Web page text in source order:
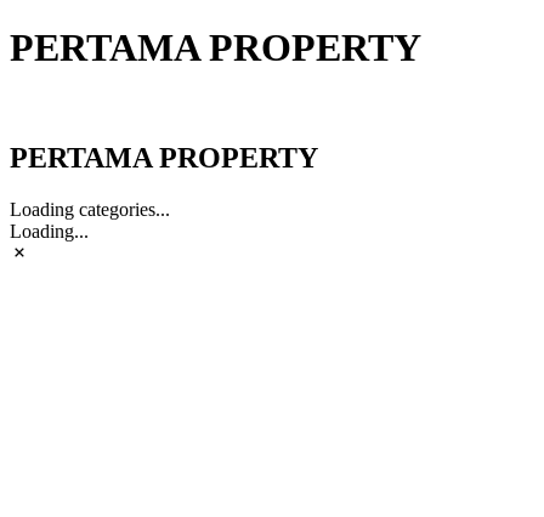
PERTAMA PROPERTY
PERTAMA PROPERTY
Loading categories...
Loading...